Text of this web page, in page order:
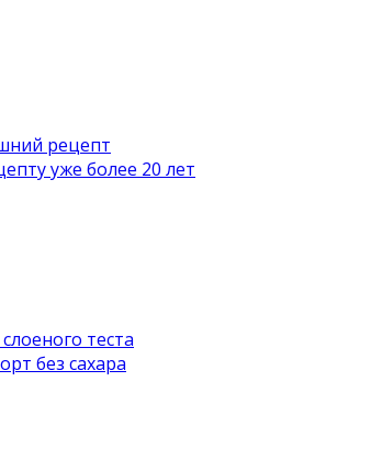
рецепт
уже более 20 лет
теста
без сахара